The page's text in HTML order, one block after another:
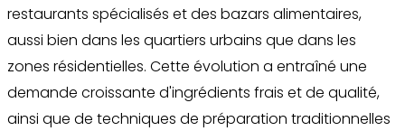
restaurants spécialisés et des bazars alimentaires,
aussi bien dans les quartiers urbains que dans les
zones résidentielles. Cette évolution a entraîné une
demande croissante d'ingrédients frais et de qualité,
ainsi que de techniques de préparation traditionnelles